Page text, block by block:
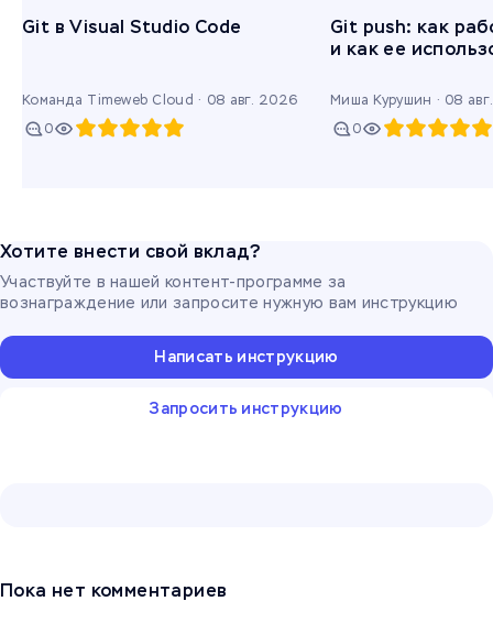
Git в Visual Studio Code
Команда Timeweb Cloud · 08 авг. 2026
0
Git push: как
и как ее
Миша Курушин · 08
0
Хотите внести свой вклад?
Участвуйте в нашей контент-программе за
вознаграждение или запросите нужную вам инструкцию
Написать инструкцию
Запросить инструкцию
Пока нет комментариев